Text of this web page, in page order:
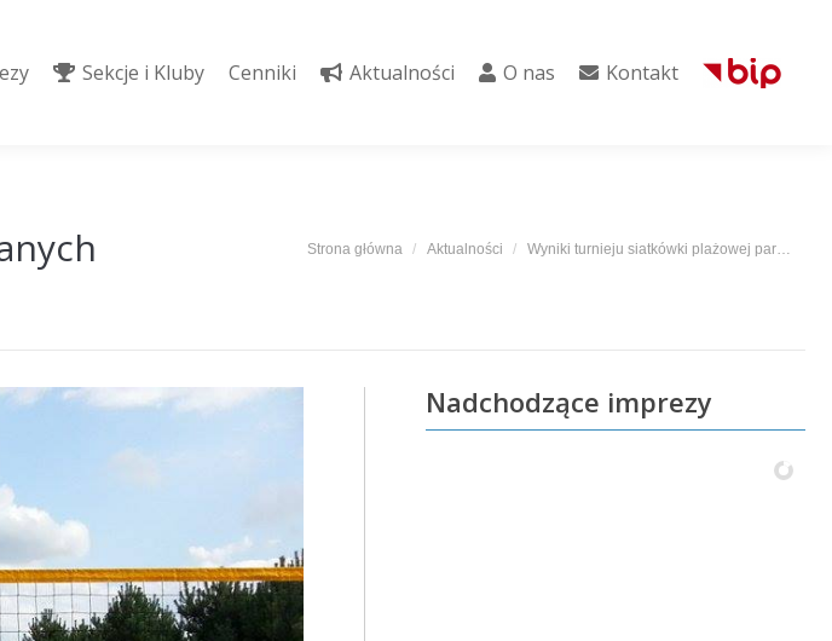
Sekcje i Kluby Cenniki Aktualności O nas Kontakt
Jesteś tutaj:
Strona główna Aktualności Wyniki turnieju siatkówki plażowej par…
Nadchodzące imprezy
Sekcje i Kluby Cenniki Aktualności O nas Kontakt